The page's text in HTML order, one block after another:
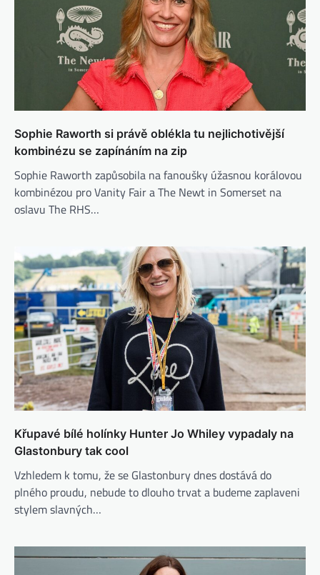
Sophie Raworth si právě oblékla tu nejlichotivější
kombinézu se zapínáním na zip
Sophie Raworth zapůsobila na fanoušky úžasnou korálovou
kombinézou pro Vanity Fair a The Newt in Somerset na
oslavu The RHS…
Křupavé bílé holínky Hunter Jo Whiley vypadaly na
Glastonbury tak cool
Vzhledem k tomu, že se Glastonbury dnes dostává do
plného proudu, nebude to dlouho trvat a budeme zaplaveni
stylem slavných…